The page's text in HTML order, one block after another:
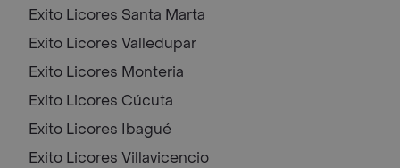
Exito Licores Santa Marta
Exito Licores Valledupar
Exito Licores Monteria
Exito Licores Cúcuta
Exito Licores Ibagué
Exito Licores Villavicencio